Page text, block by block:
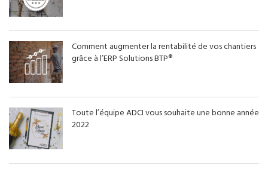
Comment augmenter la rentabilité de vos chantiers
grâce à l’ERP Solutions BTP®
Toute l’équipe ADCI vous souhaite une bonne année
2022